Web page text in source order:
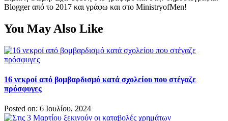
Blogger από το 2017 και γράφω και στο MinistryofMen!
You May Also Like
16 νεκροί από βομβαρδισμό κατά σχολείου που στέγαζε
πρόσφυγες
Posted on: 6 Ιουλίου, 2024